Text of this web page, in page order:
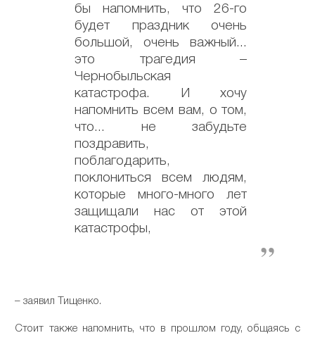
бы напомнить, что 26-го
будет праздник очень
большой, очень важный...
это трагедия –
Чернобыльская
катастрофа. И хочу
напомнить всем вам, о том,
что... не забудьте
поздравить,
поблагодарить,
поклониться всем людям,
которые много-много лет
защищали нас от этой
катастрофы,
– заявил Тищенко.
Стоит также напомнить, что в прошлом году, общаясь с